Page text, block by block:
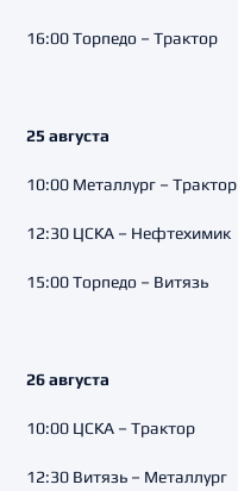
16:00 Торпедо – Трактор
25 августа
10:00 Металлург – Трактор
12:30 ЦСКА – Нефтехимик
15:00 Торпедо – Витязь
26 августа
10:00 ЦСКА – Трактор
12:30 Витязь – Металлург